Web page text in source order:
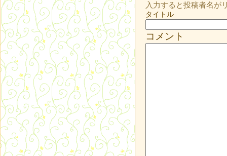
入力すると投稿者名が
タイトル
コメント